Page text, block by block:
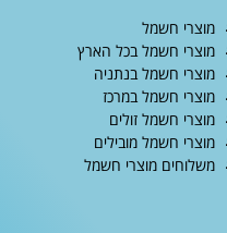
מוצרי חשמל
מוצרי חשמל בכל הארץ
מוצרי חשמל בנתניה
מוצרי חשמל במרכז
מוצרי חשמל זולים
מוצרי חשמל מובילים
משלוחים מוצרי חשמל